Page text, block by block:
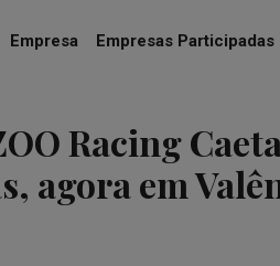
Empresa Empresas Participadas
Racing
agora em